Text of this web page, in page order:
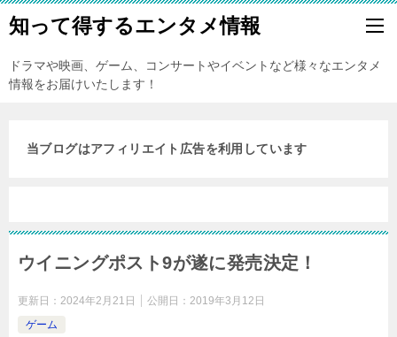
知って得するエンタメ情報
ドラマや映画、ゲーム、コンサートやイベントなど様々なエンタメ
情報をお届けいたします！
当ブログはアフィリエイト広告を利用しています
ウイニングポスト9が遂に発売決定！
更新日： 2024年2月21日 公開日： 2019年3月12日
ゲーム